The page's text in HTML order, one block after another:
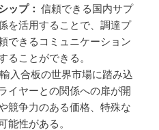
ップ： 信頼できる国内サプ
を活用することで、調達プ
できるコミュニケーション
ることができる。
輸入合板の世界市場に踏み込
イヤーとの関係への扉が開
競争力のある価格、特殊な
能性がある。